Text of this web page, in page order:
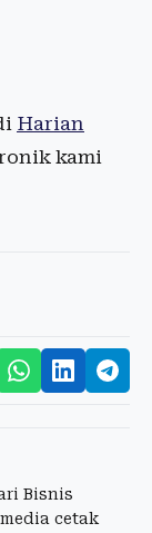
Harian
kami
Bisnis
cetak